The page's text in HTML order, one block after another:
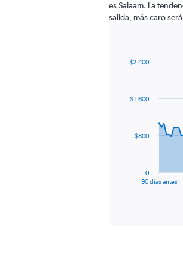
es Salaam. La
salida, más caro
data
The
90 días antes
0
$800
$1.600
$2.400